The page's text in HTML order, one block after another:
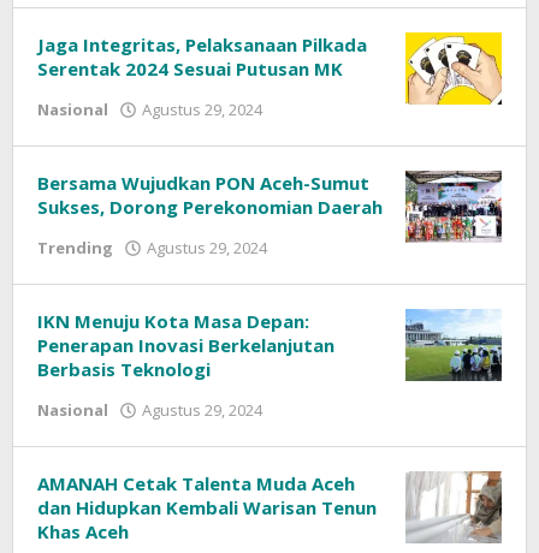
Jaga Integritas, Pelaksanaan Pilkada
Serentak 2024 Sesuai Putusan MK
Nasional Agustus 29, 2024
Bersama Wujudkan PON Aceh-Sumut
Sukses, Dorong Perekonomian Daerah
Trending Agustus 29, 2024
IKN Menuju Kota Masa Depan:
Penerapan Inovasi Berkelanjutan
Berbasis Teknologi
Nasional Agustus 29, 2024
AMANAH Cetak Talenta Muda Aceh
dan Hidupkan Kembali Warisan Tenun
Khas Aceh